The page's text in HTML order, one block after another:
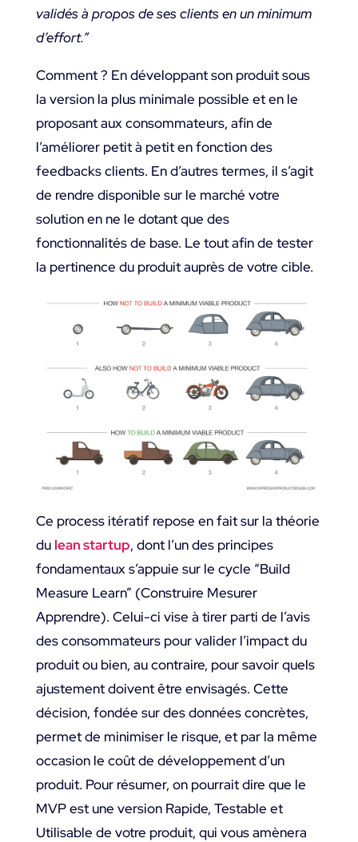
validés à propos de ses clients en un minimum
d’effort.”
Comment ? En développant son produit sous
la version la plus minimale possible et en le
proposant aux consommateurs, afin de
l’améliorer petit à petit en fonction des
feedbacks clients. En d’autres termes, il s’agit
de rendre disponible sur le marché votre
solution en ne le dotant que des
fonctionnalités de base. Le tout afin de tester
la pertinence du produit auprès de votre cible.
Ce process itératif repose en fait sur la théorie
du lean startup, dont l’un des principes
fondamentaux s’appuie sur le cycle “Build
Measure Learn” (Construire Mesurer
Apprendre). Celui-ci vise à tirer parti de l’avis
des consommateurs pour valider l’impact du
produit ou bien, au contraire, pour savoir quels
ajustement doivent être envisagés. Cette
décision, fondée sur des données concrètes,
permet de minimiser le risque, et par la même
occasion le coût de développement d’un
produit. Pour résumer, on pourrait dire que le
MVP est une version Rapide, Testable et
Utilisable de votre produit, qui vous amènera